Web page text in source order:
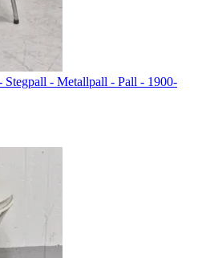
- Metallpall - Pall - 1900-